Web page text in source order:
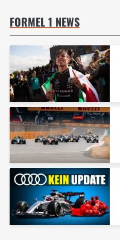
FORMEL 1 NEWS